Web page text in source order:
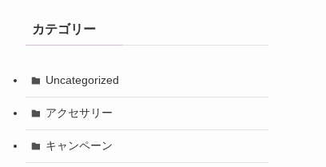
カテゴリー
Uncategorized
アクセサリー
キャンペーン